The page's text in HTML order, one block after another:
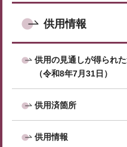
供用情報
供用の見通しが得られ
（令和8年7月31日）
供用済箇所
供用情報